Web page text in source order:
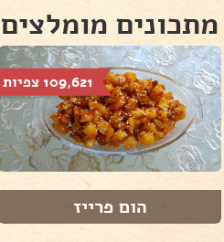
מתכונים מומלצים
109,621 צפיות
הום פרייז